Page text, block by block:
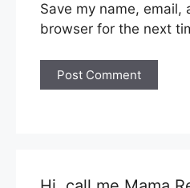
Save my name, email,
browser for the next